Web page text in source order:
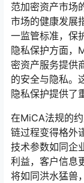
范加密资产市场
市场的健康发展
一监管标准，保
隐私保护方面，
密资产服务提供
的安全与隐私。
隐私保护提供了
在MiCA法规的
链过程变得格外
技术参数如同企
利益，客户信息
将如同洪水猛兽